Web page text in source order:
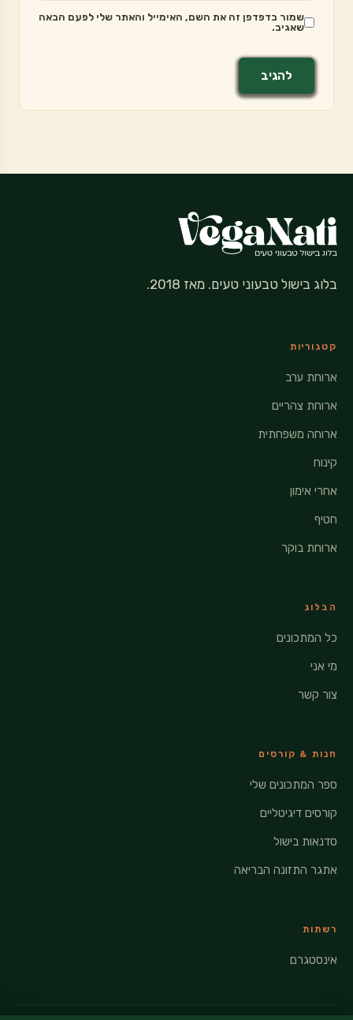
שמור בדפדפן זה את השם, האימייל והאתר שלי לפעם הבאה
שאגיב.
בלוג בישול טבעוני טעים. מאז 2018.
קטגוריות
ארוחת ערב
ארוחת צהריים
ארוחה משפחתית
קינוח
אחרי אימון
חטיף
ארוחת בוקר
הבלוג
כל המתכונים
מי אני
צור קשר
חנות & קורסים
ספר המתכונים שלי
קורסים דיגיטליים
סדנאות בישול
אתגר התזונה הבריאה
רשתות
אינסטגרם